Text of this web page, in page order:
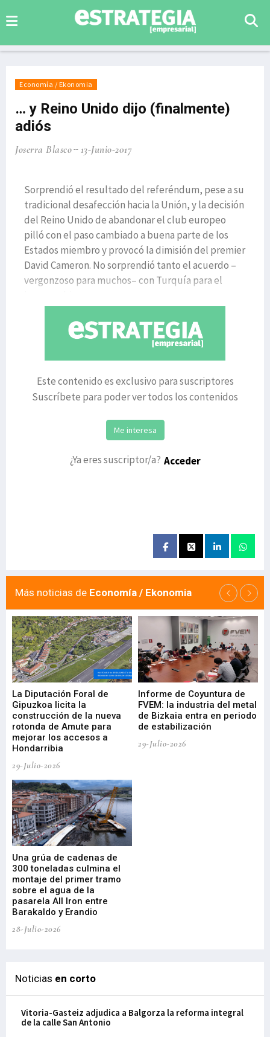
Economía / Ekonomia
… y Reino Unido dijo (finalmente)
adiós
Joserra Blasco 13-Junio-2017
Sorprendió el resultado del referéndum, pese a su
tradicional desafección hacia la Unión, y la decisión
del Reino Unido de abandonar el club europeo
pilló con el paso cambiado a buena parte de los
Estados miembro y provocó la dimisión del premier
David Cameron. No sorprendió tanto el acuerdo –
vergonzoso para muchos– con Turquía para el
Este contenido es exclusivo para suscriptores
Suscríbete para poder ver todos los contenidos
Me interesa
¿Ya eres suscriptor/a? Acceder
Más noticias de Economía / Ekonomia
La Diputación Foral de
Gipuzkoa licita la
construcción de la nueva
rotonda de Amute para
mejorar los accesos a
Hondarribia
29-Julio-2026
Informe de Coyuntura de
FVEM: la industria del metal
de Bizkaia entra en periodo
de estabilización
29-Julio-2026
Una grúa de cadenas de
300 toneladas culmina el
montaje del primer tramo
sobre el agua de la
pasarela All Iron entre
Barakaldo y Erandio
28-Julio-2026
Noticias en corto
Vitoria-Gasteiz adjudica a Balgorza la reforma integral
de la calle San Antonio